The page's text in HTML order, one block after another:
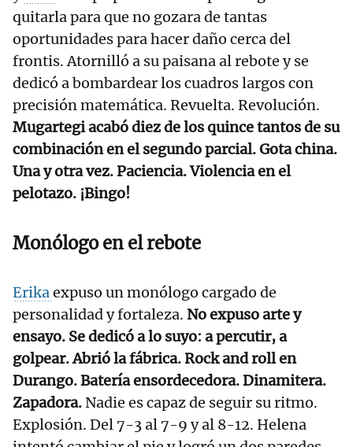
quitarla para que no gozara de tantas
oportunidades para hacer daño cerca del
frontis. Atornilló a su paisana al rebote y se
dedicó a bombardear los cuadros largos con
precisión matemática. Revuelta. Revolución.
Mugartegi acabó diez de los quince tantos de su
combinación en el segundo parcial. Gota china.
Una y otra vez. Paciencia. Violencia en el
pelotazo. ¡Bingo!
Monólogo en el rebote
Erikaexpuso un monólogo cargado de
personalidad y fortaleza. No expuso arte y
ensayo. Se dedicó a lo suyo: a percutir, a
golpear. Abrió la fábrica. Rock and roll en
Durango. Batería ensordecedora. Dinamitera.
Zapadora. Nadie es capaz de seguir su ritmo.
Explosión. Del 7-3 al 7-9 y al 8-12. Helena